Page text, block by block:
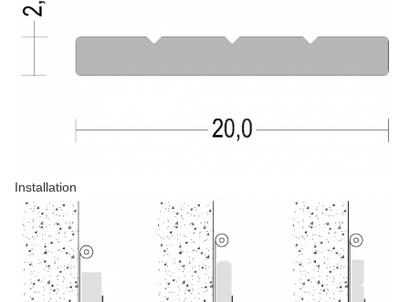
Installation